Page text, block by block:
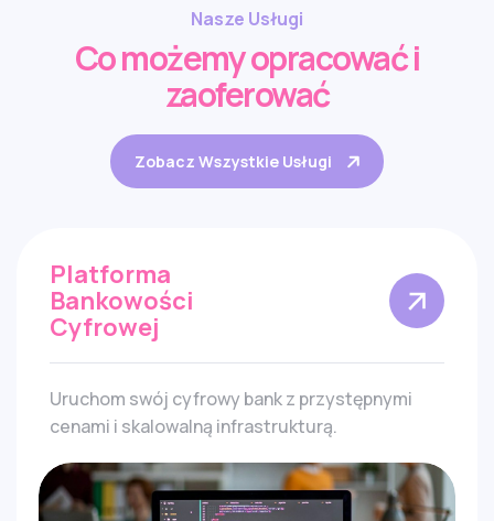
Nasze Usługi
Co możemy opracować i
zaoferować
Zobacz Wszystkie Usługi
Platforma
Bankowości
Cyfrowej
Uruchom swój cyfrowy bank z przystępnymi
cenami i skalowalną infrastrukturą.